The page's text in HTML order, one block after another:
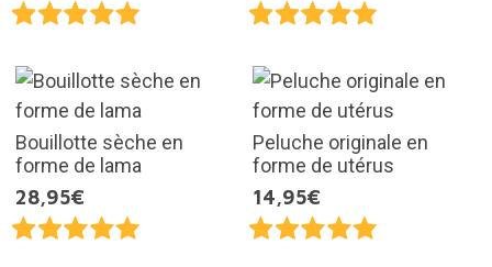
Bouillotte sèche en
forme de lama
28,95€
Peluche originale en
forme de utérus
14,95€